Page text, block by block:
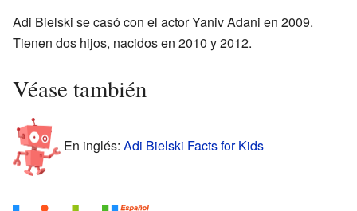
Adi Bielski se casó con el actor Yaniv Adani en 2009.
Tienen dos hijos, nacidos en 2010 y 2012.
Véase también
En inglés: Adi Bielski Facts for Kids